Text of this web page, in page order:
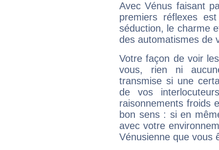
Avec Vénus faisant
premiers réflexes
séduction, le charme
des automatismes de
Votre façon de voir
vous, rien ni
transmise si une
de vos
raisonnements froids
bon sens : si en
avec votre
Vénusienne que vous